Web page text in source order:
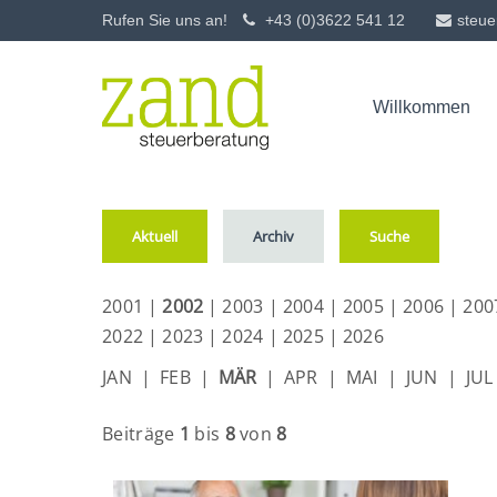
Benutzername
Passwort
Anmelden
Lorem
Mon -
Rufen Sie uns an! +43 (0)3622 541 12
Willkommen
Klienten-Info -
Aktuell Archiv Suche
2001 |2002 |2003 | 2004| 2005 |2006 |
2022 |2023 |2024 | 2025| 2026
JAN | FEB| MÄR| APR | MAI | JUN | JUL
Beiträge 1 bis 8von8